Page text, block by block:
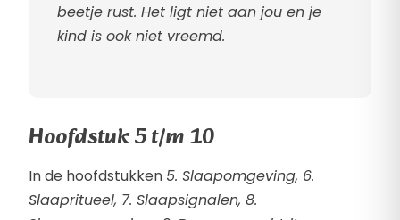
beetje rust. Het ligt niet aan jou en je
kind is ook niet vreemd.
Hoofdstuk 5 t/m 10
In de hoofdstukken 5. Slaapomgeving, 6.
Slaapritueel, 7. Slaapsignalen, 8.